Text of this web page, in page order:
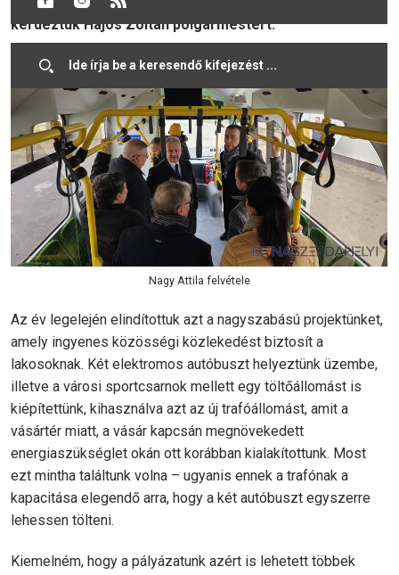
kérdeztük Hájos Zoltán polgármestert.
Nagy Attila felvétele
Az év legelején elindítottuk azt a nagyszabású projektünket,
amely ingyenes közösségi közlekedést biztosít a
lakosoknak. Két elektromos autóbuszt helyeztünk üzembe,
illetve a városi sportcsarnok mellett egy töltőállomást is
kiépítettünk, kihasználva azt az új trafóállomást, amit a
vásártér miatt, a vásár kapcsán megnövekedett
energiaszükséglet okán ott korábban kialakítottunk. Most
ezt mintha találtunk volna – ugyanis ennek a trafónak a
kapacitása elegendő arra, hogy a két autóbuszt egyszerre
lehessen tölteni.
Kiemelném, hogy a pályázatunk azért is lehetett többek